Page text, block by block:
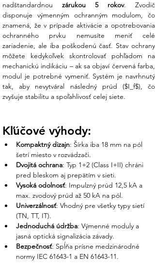
Koniec technickej neistote:
Neviete, či
je tento zvodič vhodný pre vašu sieťovú
sústavu (TN/TT)? Náš tím v Ensun vám
pomôže s výberom správnej schémy
zapojenia, aby bola ochrana
stopercentne účinná.
Technické špecifikácie:
normy:
Parameter
Hodnota
Model / Kód
DS132R-230 / C571502
Typ ochrany
T1 + T2 (B+C)
Počet pólov
2-pólový (L + N)
Menovité napätie
(Un)
230 V AC
Max. impulzný
prúd (Iimp)
12,5 kA na pól (vlna
Ochranná úroveň
(Up)
≤ 1,5 kV
Montáž
DIN lišta 35 mm
Signalizácia
Vizuálna + diaľkový
nadštandardnou zárukou 5 rokov. Zvodič
disponuje výmenným ochranným modulom, čo
znamená, že v prípade aktivácie a opotrebovania
ochranného prvku nemusíte meniť celé
zariadenie, ale iba poškodenú časť. Stav ochrany
môžete kedykoľvek skontrolovať pohľadom na
mechanickú indikáciu – ak sa objaví červená farba,
modul je potrebné vymeniť. Systém je navrhnutý
tak, aby nevytváral následný prúd ($I_f$), čo
zvyšuje stabilitu a spoľahlivosť celej siete.
Kľúčové výhody:
Kompaktný dizajn: Šírka iba 18 mm na pól
šetrí miesto v rozvádzači.
Dvojitá ochrana: Typ 1+2 (Class I+II) chráni
pred bleskom aj prepätím v sieti.
Vysoká odolnosť: Impulzný prúd 12,5 kA a
max. zvodový prúd až 50 kA na pól.
Univerzálnosť: Vhodný pre všetky typy sietí
(TN, TT, IT).
Jednoduchá údržba: Výmenné moduly a
jasná optická signalizácia závady.
Bezpečnosť: Spĺňa prísne medzinárodné
normy IEC 61643-1 a EN 61643-11.